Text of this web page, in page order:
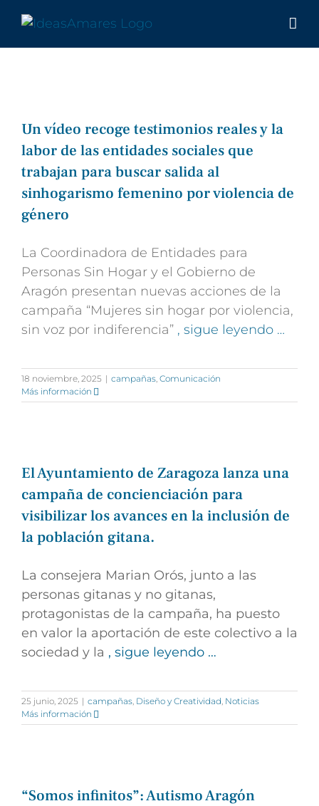
contenido
Un vídeo recoge testimonios reales y la
labor de las entidades sociales que
trabajan para buscar salida al
sinhogarismo femenino por violencia de
género
La Coordinadora de Entidades para
Personas Sin Hogar y el Gobierno de
Aragón presentan nuevas acciones de la
campaña “Mujeres sin hogar por violencia,
sin voz por indiferencia” , sigue leyendo …
18 noviembre, 2025 | campañas, Comunicación
Más información
El Ayuntamiento de Zaragoza lanza una
campaña de concienciación para
visibilizar los avances en la inclusión de
la población gitana.
La consejera Marian Orós, junto a las
personas gitanas y no gitanas,
protagonistas de la campaña, ha puesto
en valor la aportación de este colectivo a la
sociedad y la , sigue leyendo …
25 junio, 2025 | campañas, Diseño y Creatividad, Noticias
Más información
“Somos infinitos”: Autismo Aragón